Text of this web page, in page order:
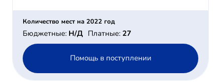
Количество мест на 2022 год
Бюджетные: Н/Д Платные: 27
Помощь в поступлении